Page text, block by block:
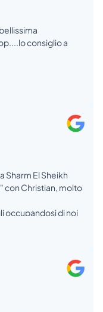
consiglio a
Sharm El Sheikh
con Christian, molto
occupandosi di noi
un briefing con
serenità vi